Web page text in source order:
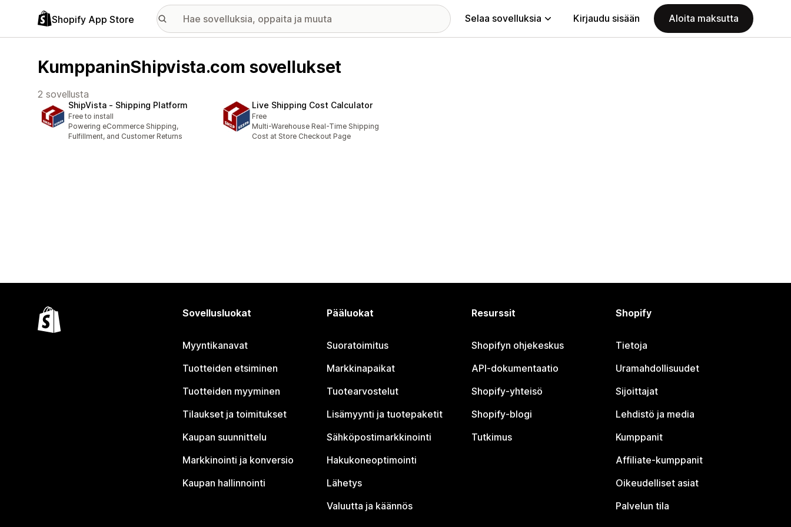
Shopify App Store Selaa sovelluksia Kirjaudu sisään Aloita maksutta
KumppaninShipvista.com sovellukset
2 sovellusta
ShipVista ‑ Shipping Platform
Free to install
Powering eCommerce Shipping,
Fulfillment, and Customer Returns
Live Shipping Cost Calculator
Free
Multi-Warehouse Real-Time Shipping
Cost at Store Checkout Page
Sovellusluokat
Myyntikanavat
Tuotteiden etsiminen
Tuotteiden myyminen
Tilaukset ja toimitukset
Kaupan suunnittelu
Markkinointi ja konversio
Kaupan hallinnointi
Pääluokat
Suoratoimitus
Markkinapaikat
Tuotearvostelut
Lisämyynti ja tuotepaketit
Sähköpostimarkkinointi
Hakukoneoptimointi
Lähetys
Valuutta ja käännös
Resurssit
Shopifyn ohjekeskus
API-dokumentaatio
Shopify-yhteisö
Shopify-blogi
Tutkimus
Shopify
Tietoja
Uramahdollisuudet
Sijoittajat
Lehdistö ja media
Kumppanit
Affiliate-kumppanit
Oikeudelliset asiat
Palvelun tila